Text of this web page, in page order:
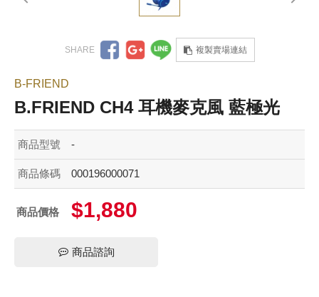
複製賣場連結
B-FRIEND
B.FRIEND CH4 耳機麥克風 藍極光
商品型號 -
商品條碼 000196000071
商品價格 $1,880
商品諮詢